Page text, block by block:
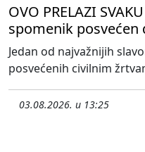
OVO PRELAZI
spomenik
Jedan od najvažnijih
posvećenih civilnim
03.08.2026. u 13:25